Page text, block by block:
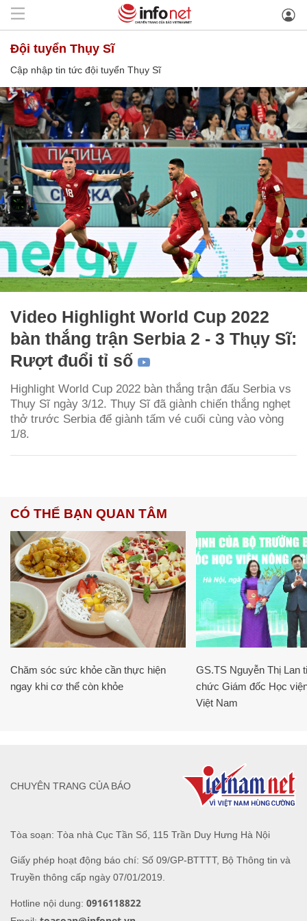
đội tuyển Thụy Sĩ
Cập nhập tin tức đội tuyển Thụy Sĩ
Video Highlight World Cup 2022
bàn thắng trận Serbia 2 - 3 Thụy Sĩ:
Rượt đuổi tỉ số
Highlight World Cup 2022 bàn thắng trận đấu Serbia vs
Thụy Sĩ ngày 3/12. Thụy Sĩ đã giành chiến thắng nghẹt
thở trước Serbia để giành tấm vé cuối cùng vào vòng
1/8.
CÓ THỂ BẠN QUAN TÂM
Chăm sóc sức khỏe cần thực hiện
ngay khi cơ thể còn khỏe
GS.TS Nguyễn Thị Lan
chức Giám đốc Học
Việt Nam
Tòa soạn: Tòa nhà Cục Tần Số, 115 Trần Duy Hưng Hà Nội
Giấy phép hoạt động báo chí: Số 09/GP-BTTTT, Bộ Thông tin và
Truyền thông cấp ngày 07/01/2019.
Hotline nội dung: 0916118822
CHUYÊN TRANG CỦA BÁO